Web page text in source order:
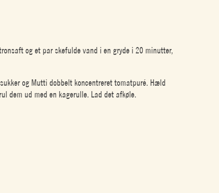
og et par skefulde vand i en gryde i 20 minutter,
og Mutti dobbelt koncentreret tomatpuré. Hæld
dem ud med en kagerulle. Lad det afkøle.